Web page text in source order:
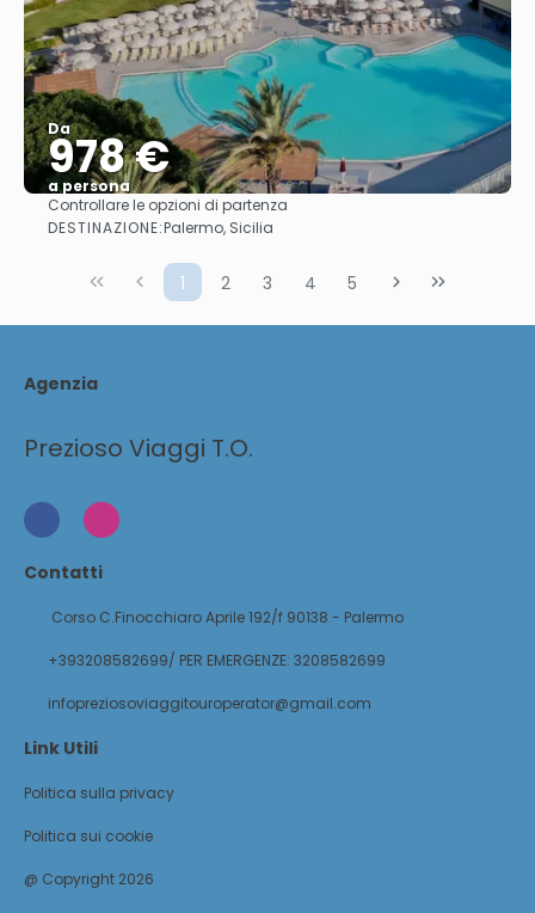
Da
978 €
a persona
Vedere
Controllare le opzioni di partenza
DESTINAZIONE:Palermo, Sicilia
1 2 3 4 5
Agenzia
Prezioso Viaggi T.O.
Contatti
Corso C.Finocchiaro Aprile 192/f 90138 - Palermo
+393208582699/ PER EMERGENZE: 3208582699
infopreziosoviaggitouroperator@gmail.com
Link Utili
Politica sulla privacy
Politica sui cookie
@ Copyright 2026